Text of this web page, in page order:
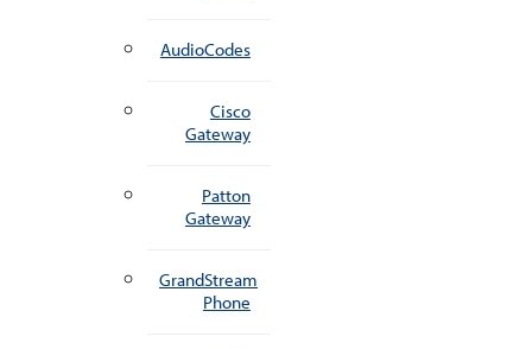
AudioCodes
Cisco
Gateway
Patton
Gateway
GrandStream
Phone